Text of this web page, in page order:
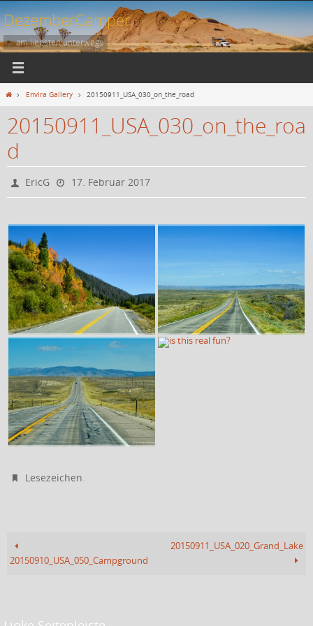
Zum
Inhalt
springen
DezemberCamper
... am liebsten unterwegs
StartEnvira Gallery 20150911_USA_030_on_the_road
20150911_USA_030_on_the_roa
d
EricG 17. Februar 2017
Lesezeichen.
20150910_USA_050_Campground
20150911_USA_020_Grand_Lake